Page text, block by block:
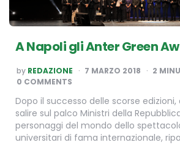
A Napoli gli Anter Green
POSTED
BY
by REDAZIONE 7 MARZO 2018 2
0 COMMENTS
Dopo il successo delle scorse
salire sul palco Ministri della
personaggi del mondo dello
universitari di fama internazionale,